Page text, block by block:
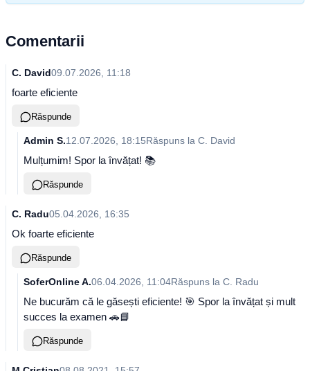
Comentarii
C. David09.07.2026, 11:18
foarte eficiente
Răspunde
Admin S.12.07.2026, 18:15Răspuns la C. David
Mulțumim! Spor la învățat! 📚
Răspunde
C. Radu05.04.2026, 16:35
Ok foarte eficiente
Răspunde
SoferOnline A.06.04.2026, 11:04Răspuns la C. Radu
Ne bucurăm că le găsești eficiente! 🎯 Spor la învățat și mult
succes la examen 🚗📘
Răspunde